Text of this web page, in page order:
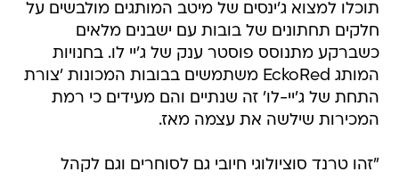
תוכלו למצוא ג'ינסים של מיטב המותגים מולבשים על
חלקים תחתונים של בובות עם ישבנים מלאים
כשברקע מתנוסס פוסטר ענק של ג'יי לו. בחנויות
המותג EckoRed משתמשים בבובות המכונות 'צורת
התחת של ג'יי-לו' זה שנתיים והם מעידים כי רמת
המכירות שילשה את עצמה מאז.
"זהו טרנד סוציולוגי חיובי גם לסוחרים וגם לקהל